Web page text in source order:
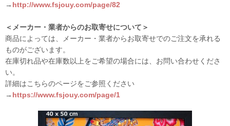
→ http://www.fsjouy.com/page/82
＜メーカー・業者からのお取寄せについて＞
商品によっては、メーカー・業者からお取寄せでのご注文を承れる
ものがございます。
在庫切れ品や在庫数以上をご希望の場合には、お問い合わせくださ
い。
詳細はこちらのページをご参照ください
→ https://www.fsjouy.com/page/1